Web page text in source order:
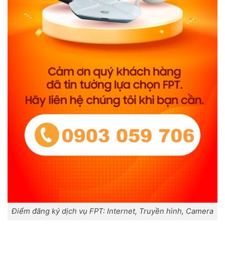
Điểm đăng ký dịch vụ FPT: Internet, Truyền hình, Camera